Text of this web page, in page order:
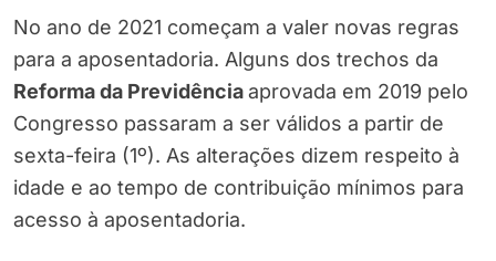
No ano de 2021 começam a valer novas regras
para a aposentadoria. Alguns dos trechos da
Reforma da Previdênciaaprovada em 2019 pelo
Congresso passaram a ser válidos a partir de
sexta-feira (1º). As alterações dizem respeito à
idade e ao tempo de contribuição mínimos para
acesso à aposentadoria.